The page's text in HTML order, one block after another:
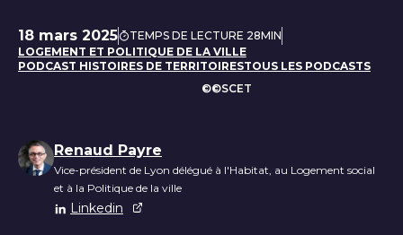
Date de publication
18 mars 2025
TEMPS DE LECTURE 28MIN
LOGEMENT ET POLITIQUE DE LA VILLE
PODCAST HISTOIRES DE TERRITOIRESTOUS LES PODCASTS
©©SCET
Liste des auteurs
Renaud Payre
Vice-président de Lyon délégué à l'Habitat, au Logement social
et à la Politique de la ville
Linkedin